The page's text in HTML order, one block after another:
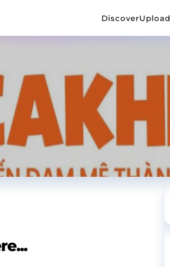
DiscoverUpload